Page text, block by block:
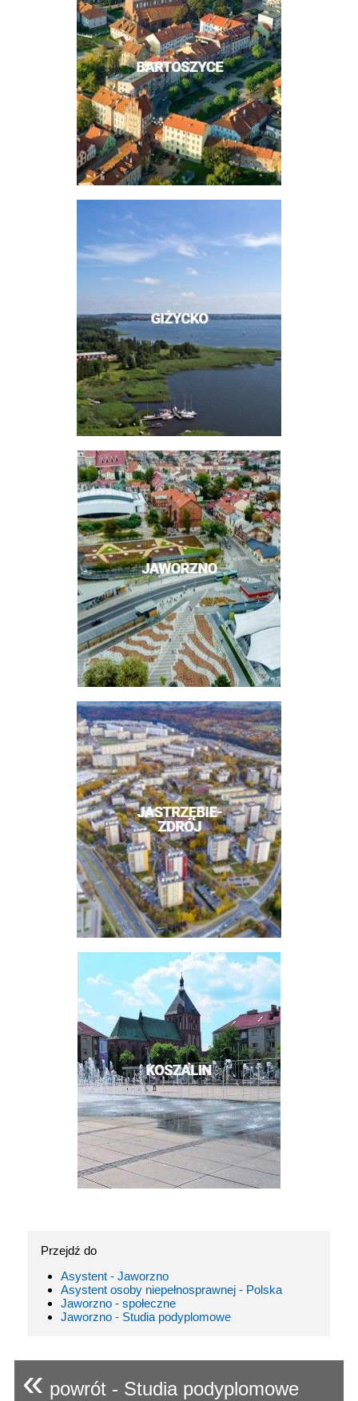
Przejdź do
Asystent - Jaworzno
Asystent osoby niepełnosprawnej - Polska
Jaworzno - społeczne
Jaworzno - Studia podyplomowe
« powrót - Studia podyplomowe